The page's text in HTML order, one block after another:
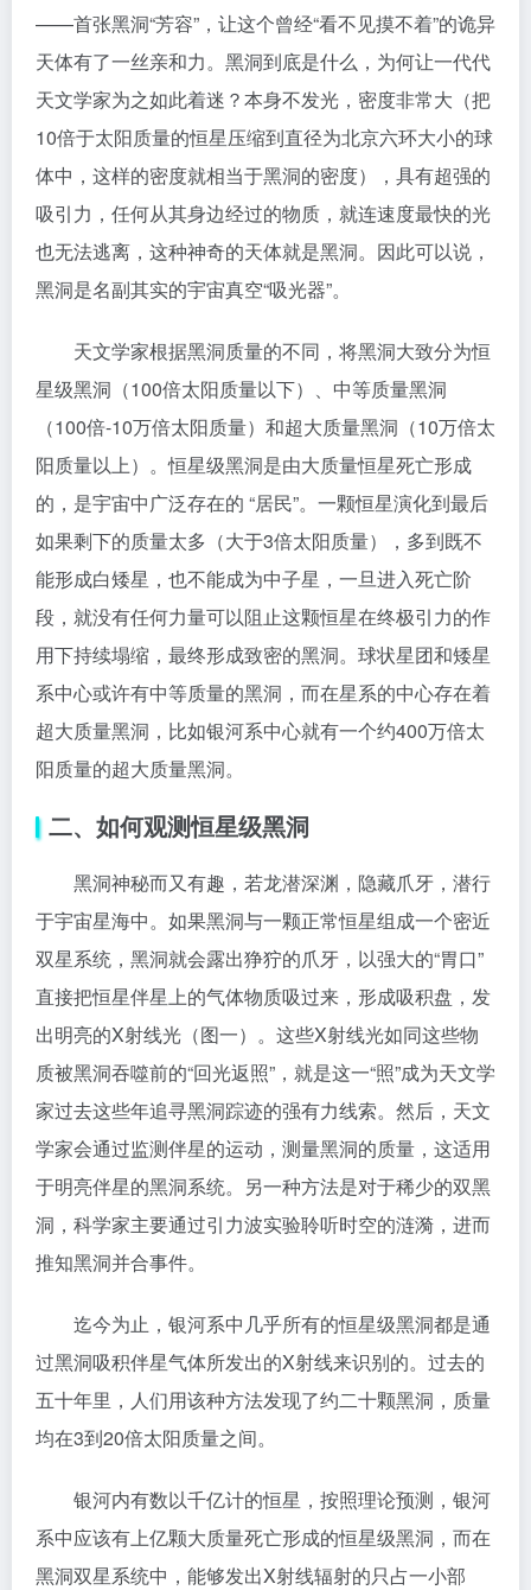
——首张黑洞“芳容”，让这个曾经“看不见摸不着”的诡异
天体有了一丝亲和力。黑洞到底是什么，为何让一代代
天文学家为之如此着迷？本身不发光，密度非常大（把
10倍于太阳质量的恒星压缩到直径为北京六环大小的球
体中，这样的密度就相当于黑洞的密度），具有超强的
吸引力，任何从其身边经过的物质，就连速度最快的光
也无法逃离，这种神奇的天体就是黑洞。因此可以说，
黑洞是名副其实的宇宙真空“吸光器”。
天文学家根据黑洞质量的不同，将黑洞大致分为恒
星级黑洞（100倍太阳质量以下）、中等质量黑洞
（100倍-10万倍太阳质量）和超大质量黑洞（10万倍太
阳质量以上）。恒星级黑洞是由大质量恒星死亡形成
的，是宇宙中广泛存在的 “居民”。一颗恒星演化到最后
如果剩下的质量太多（大于3倍太阳质量），多到既不
能形成白矮星，也不能成为中子星，一旦进入死亡阶
段，就没有任何力量可以阻止这颗恒星在终极引力的作
用下持续塌缩，最终形成致密的黑洞。球状星团和矮星
系中心或许有中等质量的黑洞，而在星系的中心存在着
超大质量黑洞，比如银河系中心就有一个约400万倍太
阳质量的超大质量黑洞。
二、如何观测恒星级黑洞
黑洞神秘而又有趣，若龙潜深渊，隐藏爪牙，潜行
于宇宙星海中。如果黑洞与一颗正常恒星组成一个密近
双星系统，黑洞就会露出狰狞的爪牙，以强大的“胃口”
直接把恒星伴星上的气体物质吸过来，形成吸积盘，发
出明亮的X射线光（图一）。这些X射线光如同这些物
质被黑洞吞噬前的“回光返照”，就是这一“照”成为天文学
家过去这些年追寻黑洞踪迹的强有力线索。然后，天文
学家会通过监测伴星的运动，测量黑洞的质量，这适用
于明亮伴星的黑洞系统。另一种方法是对于稀少的双黑
洞，科学家主要通过引力波实验聆听时空的涟漪，进而
推知黑洞并合事件。
迄今为止，银河系中几乎所有的恒星级黑洞都是通
过黑洞吸积伴星气体所发出的X射线来识别的。过去的
五十年里，人们用该种方法发现了约二十颗黑洞，质量
均在3到20倍太阳质量之间。
银河内有数以千亿计的恒星，按照理论预测，银河
系中应该有上亿颗大质量死亡形成的恒星级黑洞，而在
黑洞双星系统中，能够发出X射线辐射的只占一小部